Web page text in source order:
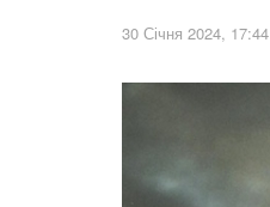
30 Січня 2024, 17:44